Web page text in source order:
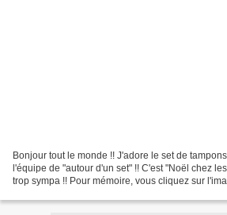
Bonjour tout le monde !! J'adore le set de
l'équipe de "autour d'un set" !! C'est "Noël chez
trop sympa !! Pour mémoire, vous cliquez sur